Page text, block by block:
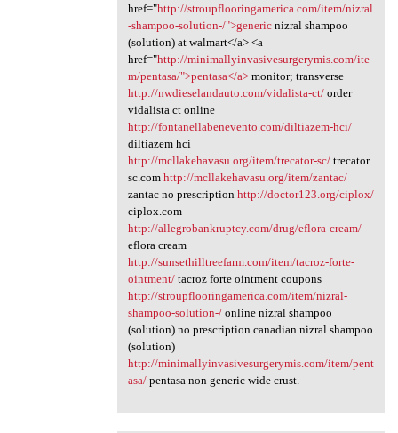
href="http://stroupflooringamerica.com/item/nizral
-shampoo-solution-/">genericnizral shampoo
(solution) at walmart</a> <a
href="http://minimallyinvasivesurgerymis.com/ite
m/pentasa/">pentasa</a>monitor; transverse
http://nwdieselandauto.com/vidalista-ct/order
vidalista ct online
http://fontanellabenevento.com/diltiazem-hci/
diltiazem hci
http://mcllakehavasu.org/item/trecator-sc/trecator
sc.com http://mcllakehavasu.org/item/zantac/
zantac no prescription http://doctor123.org/ciplox/
ciplox.com
http://allegrobankruptcy.com/drug/eflora-cream/
eflora cream
http://sunsethilltreefarm.com/item/tacroz-forte-
ointment/tacroz forte ointment coupons
http://stroupflooringamerica.com/item/nizral-
shampoo-solution-/online nizral shampoo
(solution) no prescription canadian nizral shampoo
(solution)
http://minimallyinvasivesurgerymis.com/item/pent
asa/pentasa non generic wide crust.